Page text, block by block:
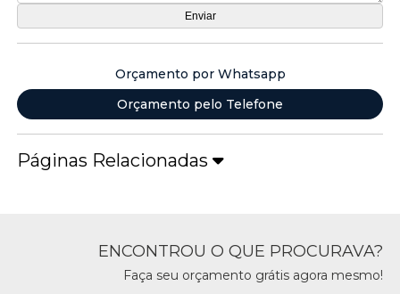
Orçamento por Whatsapp
Orçamento pelo Telefone
Páginas Relacionadas
ENCONTROU O QUE PROCURAVA?
Faça seu orçamento grátis agora mesmo!